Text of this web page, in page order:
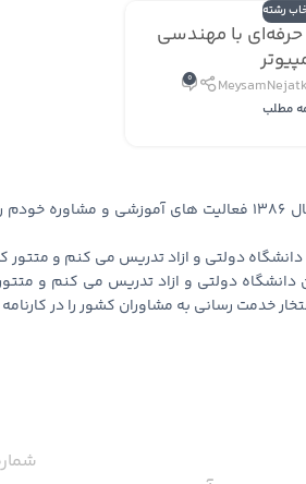
رشته
با مهندسی
0
مطلب
دولتی و ازاد تدریس می کنم و
دانشگاه دولتی و ازاد تدریس می کنم و
خدمت رسانی به مشاوران کشور را در